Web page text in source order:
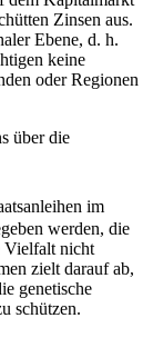
Zinsen aus.
Ebene, d. h.
keine
oder Regionen
über die
im
werden, die
Vielfalt nicht
zielt darauf ab,
genetische
schützen.